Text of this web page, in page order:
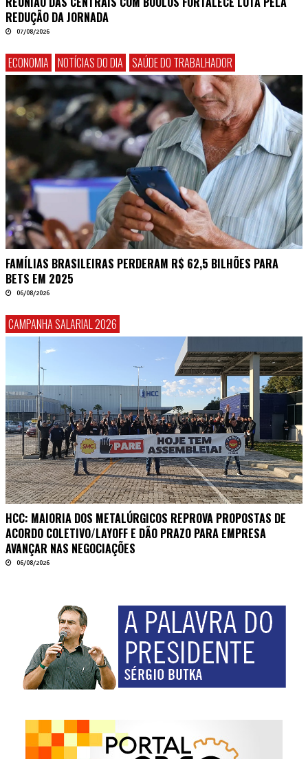
REDUÇÃO DA JORNADA
07/08/2026
ECONOMIA NOTÍCIAS DO DIA SAÚDE DO TRABALHADOR
FAMÍLIAS BRASILEIRAS PERDERAM R$ 62,5 BILHÕES PARA
BETS EM 2025
06/08/2026
CAMPANHA SALARIAL 2026
HCC: MAIORIA DOS METALÚRGICOS REPROVA PROPOSTAS DE
ACORDO COLETIVO/LAYOFF E DÃO PRAZO PARA EMPRESA
AVANÇAR NAS NEGOCIAÇÕES
06/08/2026